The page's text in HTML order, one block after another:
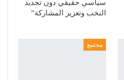
سياسي حقيقي دون تجديد
النخب وتعزيز المشاركة”
مجتمع